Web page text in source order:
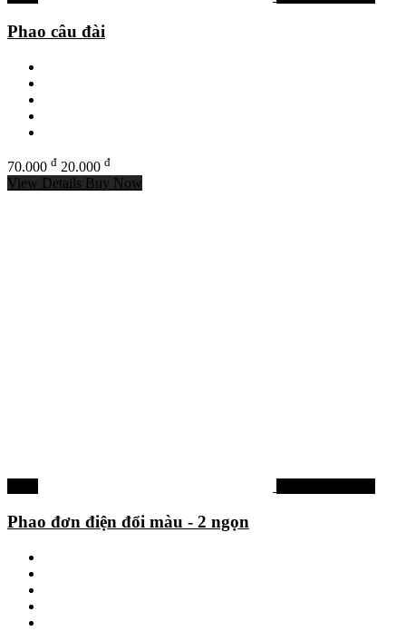
Phao câu đài
70.000 đ 20.000 đ
View Details Buy Now
Phao đơn điện đổi màu - 2 ngọn